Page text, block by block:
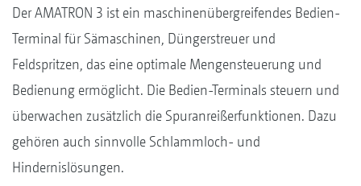
Der AMATRON 3 ist ein maschinenübergreifendes Bedien-
Terminal für Sämaschinen, Düngerstreuer und
Feldspritzen, das eine optimale Mengensteuerung und
Bedienung ermöglicht. Die Bedien-Terminals steuern und
überwachen zusätzlich die Spuranreißerfunktionen. Dazu
gehören auch sinnvolle Schlammloch- und
Hindernislösungen.